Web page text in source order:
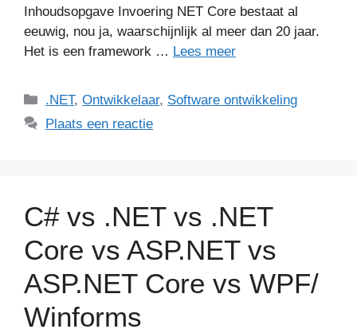
Inhoudsopgave Invoering NET Core bestaat al
eeuwig, nou ja, waarschijnlijk al meer dan 20 jaar.
Het is een framework … Lees meer
Categorieën
.NET,Ontwikkelaar, Software ontwikkeling
Plaats een reactie
C# vs .NET vs .NET
Core vs ASP.NET vs
ASP.NET Core vs WPF/
Winforms